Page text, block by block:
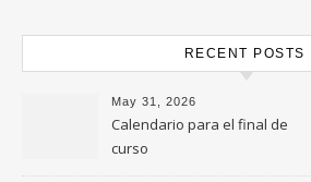
RECENT POSTS
May 31, 2026
Calendario para el final de
curso